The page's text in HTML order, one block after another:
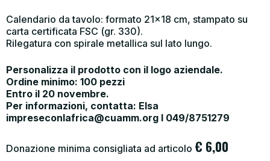
Calendario da tavolo: formato 21×18 cm, stampato su
carta certificata FSC (gr. 330).
Rilegatura con spirale metallica sul lato lungo.
Personalizza il prodotto con il logo aziendale.
Ordine minimo: 100 pezzi
Entro il 20 novembre.
Per informazioni, contatta: Elsa
impreseconlafrica@cuamm.org I 049/8751279
Donazione minima consigliata ad articolo € 6,00